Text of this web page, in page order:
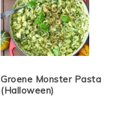
Groene Monster Pasta
(Halloween)